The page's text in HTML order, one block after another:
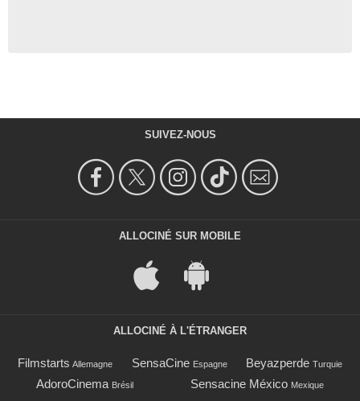
SUIVEZ-NOUS
ALLOCINÉ SUR MOBILE
ALLOCINÉ À L'ÉTRANGER
Filmstarts Allemagne SensaCine Espagne Beyazperde Turquie
AdoroCinema Brésil Sensacine México Mexique